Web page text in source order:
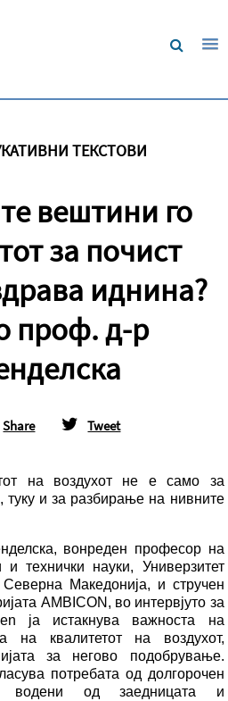
ТЕКСТОВИ
вештини го
за почист
иднина?
проф. д-р
Share Tweet
на воздухот не е само за
туку и за разбирање на нивните
вонреден професор на
и технички науки, Универзитет
Македонија, и стручен
AMBICON, во интервјуто за
ја истакнува важноста на
на квалитетот на воздухот,
за негово подобрување.
потребата од долгорочен
водени од заедницата и